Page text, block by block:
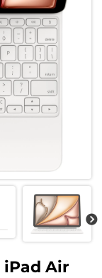
iPad Air